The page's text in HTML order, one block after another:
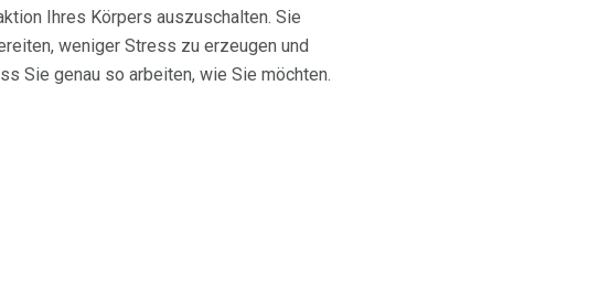
Ihres Körpers auszuschalten. Sie
weniger Stress zu erzeugen und
Sie genau so arbeiten, wie Sie möchten.